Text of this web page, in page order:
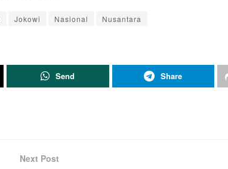
Jokowi Nasional
Nusantara
Send Share
Next Post